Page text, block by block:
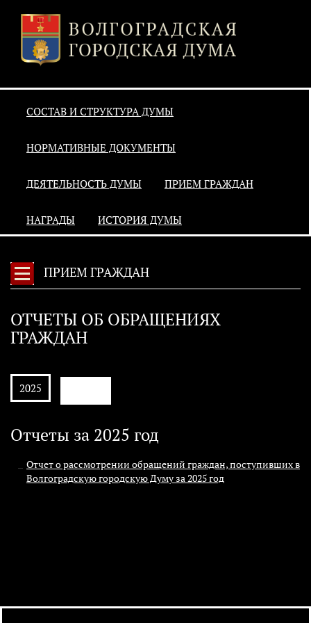
СОСТАВ И СТРУКТУРА ДУМЫ
НОРМАТИВНЫЕ ДОКУМЕНТЫ
ДЕЯТЕЛЬНОСТЬ ДУМЫ ПРИЕМ ГРАЖДАН
НАГРАДЫ ИСТОРИЯ ДУМЫ
ПРИЕМ ГРАЖДАН
ОТЧЕТЫ ОБ ОБРАЩЕНИЯХ
ГРАЖДАН
2025
Отчеты за 2025 год
Отчет о рассмотрении обращений граждан, поступивших в
Волгоградскую городскую Думу за 2025 год